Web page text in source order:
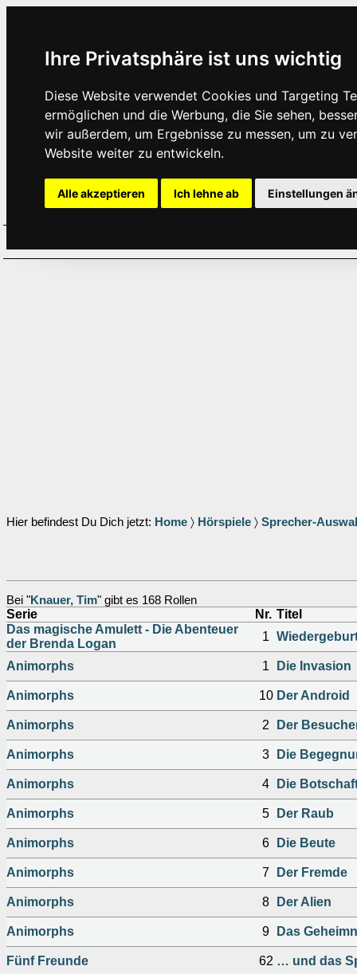
Ihre Privatsphäre ist uns wichtig
Diese Website verwendet Cookies und Targeting
ermöglichen und die Werbung, die Sie sehen,
wir außerdem, um Ergebnisse zu messen, um zu
Website weiter zu entwickeln.
Alle akzeptieren Ich lehne ab Einstellungen
Hier befindest Du Dich jetzt: Home 〉 Hörspiele 〉 Sprecher-
Bei "Knauer, Tim" gibt es 168 Rollen
Serie Nr. Titel
Das magische Amulett - Die Abenteuer
der Brenda Logan
1
Animorphs 1 Die Invasion
Animorphs 10 Der Android
Animorphs 2 Der
Animorphs 3 Die
Animorphs 4 Die
Animorphs 5 Der Raub
Animorphs 6 Die Beute
Animorphs 7 Der Fremde
Animorphs 8 Der Alien
Animorphs 9 Das
Fünf Freunde 62 … und das